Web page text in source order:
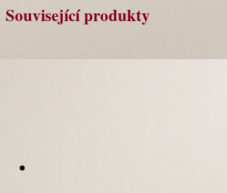
Související produkty